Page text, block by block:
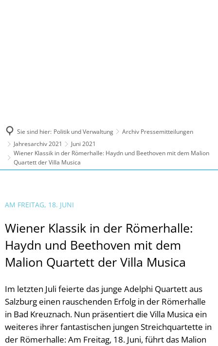
Sie sind hier: Politik und Verwaltung
Archiv Pressemitteilungen
Jahresarchiv 2021
Juni 2021
Wiener Klassik in der Römerhalle: Haydn und Beethoven mit dem Malion
Quartett der Villa Musica
AM FREITAG, 18. JUNI
Wiener Klassik in der Römerhalle:
Haydn und Beethoven mit dem
Malion Quartett der Villa Musica
Im letzten Juli feierte das junge Adelphi Quartett aus
Salzburg einen rauschenden Erfolg in der Römerhalle
in Bad Kreuznach. Nun präsentiert die Villa Musica ein
weiteres ihrer fantastischen jungen Streichquartette in
der Römerhalle: Am Freitag, 18. Juni, führt das Malion